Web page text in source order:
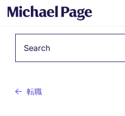
転職